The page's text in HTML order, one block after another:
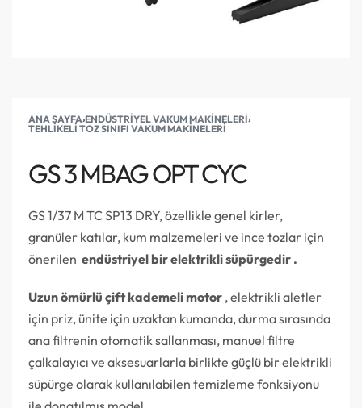
ANA SAYFA›ENDÜSTRIYEL VAKUM MAKINELERI›
TEHLIKELI TOZ SINIFI VAKUM MAKINELERI
GS 3 MBAG OPT CYC
GS 1/37 M TC SP13 DRY, özellikle genel kirler,
granüler katılar, kum malzemeleri ve ince tozlar için
önerilen endüstriyel bir elektrikli süpürgedir .
Uzun ömürlü çift kademeli motor , elektrikli aletler
için priz, ünite için uzaktan kumanda, durma sırasında
ana filtrenin otomatik sallanması, manuel filtre
çalkalayıcı ve aksesuarlarla birlikte güçlü bir elektrikli
süpürge olarak kullanılabilen temizleme fonksiyonu